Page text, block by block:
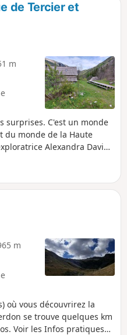
p
de Tercier et
m
surprises. C'est un monde
du monde de la Haute
Alexandra David
de Tercier, suspendue
close entre deux
le cirque de Vachières. Cet
site de l'ancienne
torrent de l'Aune.
m
où vous découvrirez la
se trouve quelques km
Voir les Infos pratiques